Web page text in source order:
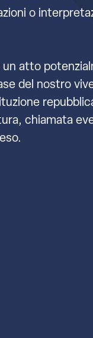
o
atto
del nostro
chiamata